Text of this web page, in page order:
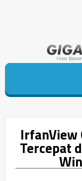
IrfanView
Tercepat